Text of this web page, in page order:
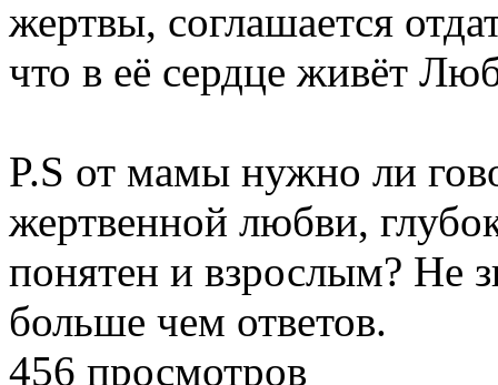
жертвы, соглашается
что в её сердце живёт
P.S от мамы нужно ли
жертвенной любви,
понятен и взрослым? Не
больше чем ответов.
456 просмотров